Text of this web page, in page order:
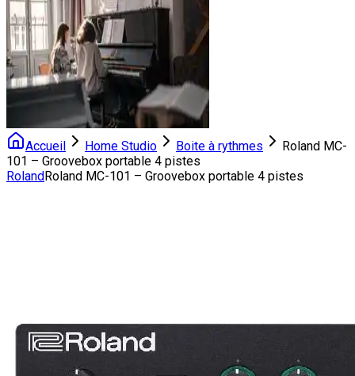
Accueil Home Studio Boite à rythmes
Roland MC-
101 – Groovebox portable 4 pistes
RolandRoland MC-101 – Groovebox portable 4 pistes